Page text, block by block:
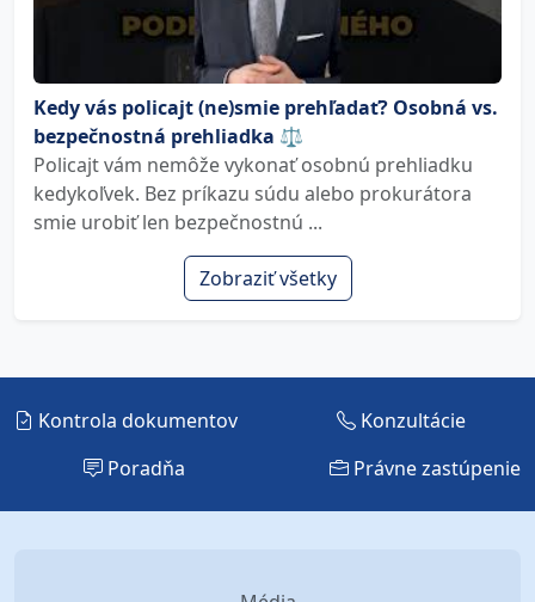
Kedy vás policajt (ne)smie prehľadať? Osobná vs.
bezpečnostná prehliadka ⚖️
Policajt vám nemôže vykonať osobnú prehliadku
kedykoľvek. Bez príkazu súdu alebo prokurátora
smie urobiť len bezpečnostnú ...
Zobraziť všetky
Kontrola dokumentov
Konzultácie
Poradňa
Právne zastúpenie